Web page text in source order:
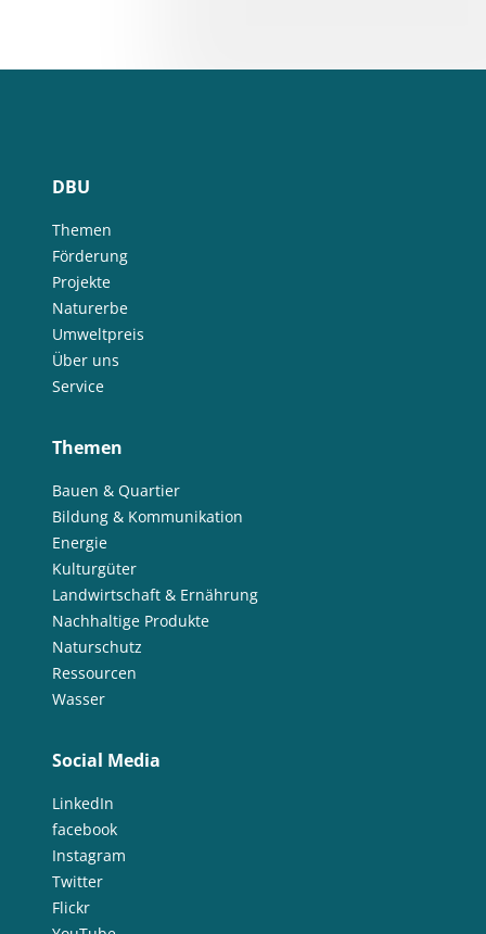
DBU
Themen
Förderung
Projekte
Naturerbe
Umweltpreis
Über uns
Service
Themen
Bauen & Quartier
Bildung & Kommunikation
Energie
Kulturgüter
Landwirtschaft & Ernährung
Nachhaltige Produkte
Naturschutz
Ressourcen
Wasser
Social Media
LinkedIn
facebook
Instagram
Twitter
Flickr